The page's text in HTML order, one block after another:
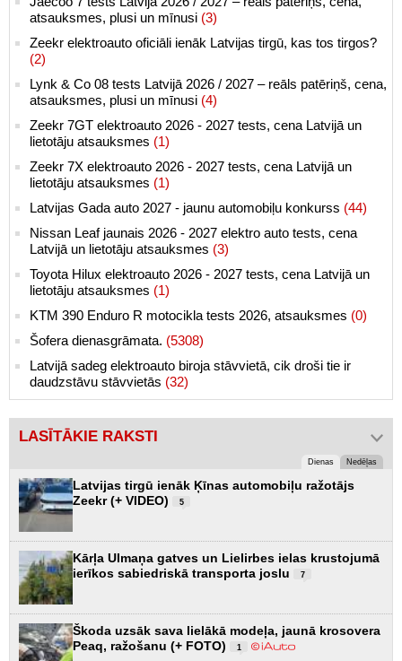
atsauksmes, plusi un mīnusi (3)
Zeekr elektroauto oficiāli ienāk Latvijas tirgū, kas tos tirgos?
(2)
Lynk & Co 08 tests Latvijā 2026 / 2027 – reāls patēriņš, cena,
atsauksmes, plusi un mīnusi (4)
Zeekr 7GT elektroauto 2026 - 2027 tests, cena Latvijā un
lietotāju atsauksmes (1)
Zeekr 7X elektroauto 2026 - 2027 tests, cena Latvijā un
lietotāju atsauksmes (1)
Latvijas Gada auto 2027 - jaunu automobiļu konkurss (44)
Nissan Leaf jaunais 2026 - 2027 elektro auto tests, cena
Latvijā un lietotāju atsauksmes (3)
Toyota Hilux elektroauto 2026 - 2027 tests, cena Latvijā un
lietotāju atsauksmes (1)
KTM 390 Enduro R motocikla tests 2026, atsauksmes (0)
Šofera dienasgrāmata. (5308)
Latvijā sadeg elektroauto biroja stāvvietā, cik droši tie ir
daudzstāvu stāvvietās (32)
LASĪTĀKIE RAKSTI
Dienas Nedēļas
Latvijas tirgū ienāk Ķīnas automobiļu ražotājs
Zeekr (+ VIDEO)
5
Kārļa Ulmaņa gatves un Lielirbes ielas krustojumā
ierīkos sabiedriskā transporta joslu
7
Škoda uzsāk sava lielākā modeļa, jaunā krosovera
Peaq, ražošanu (+ FOTO)
1